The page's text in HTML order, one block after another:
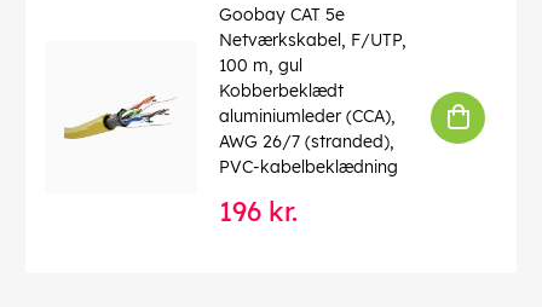
Goobay CAT 5e
Netværkskabel, F/UTP,
100 m, gul
Kobberbeklædt
aluminiumleder (CCA),
AWG 26/7 (stranded),
PVC-kabelbeklædning
196 kr.